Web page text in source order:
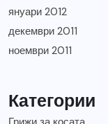
януари 2012
декември 2011
ноември 2011
Категории